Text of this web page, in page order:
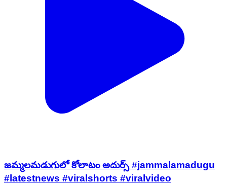
జమ్మలమడుగులో కోలాటం అదుర్స్ #jammalamadugu
#latestnews #viralshorts #viralvideo